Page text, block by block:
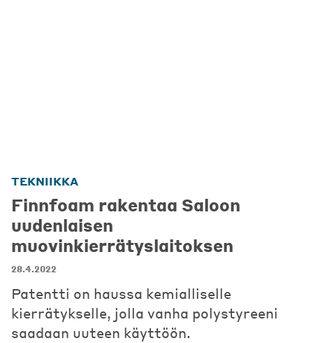
TEKNIIKKA
Finnfoam rakentaa Saloon
uudenlaisen
muovinkierrätyslaitoksen
28.4.2022
Patentti on haussa kemialliselle
kierrätykselle, jolla vanha polystyreeni
saadaan uuteen käyttöön.